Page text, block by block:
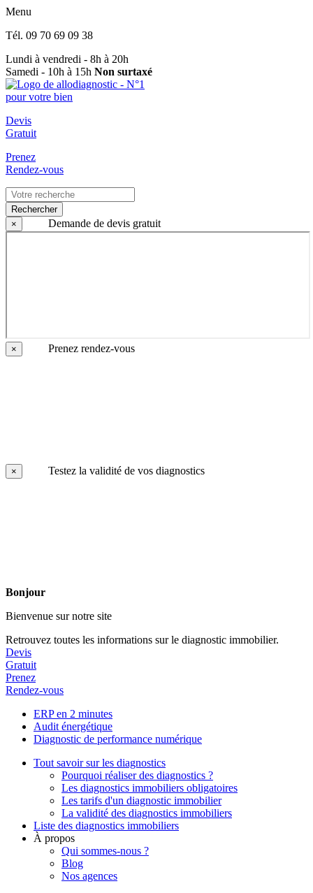
Menu
Tél. 09 70 69 09 38
Lundi à vendredi - 8h à 20h
Samedi - 10h à 15h Non surtaxé
Devis
Gratuit
Prenez
Rendez-vous
Rechercher
×
Demande de devis gratuit
× Prenez rendez-vous
× Testez la validité de vos diagnostics
Bonjour
Bienvenue sur notre site
Retrouvez toutes les informations sur le diagnostic immobilier.
Devis
Gratuit
Prenez
Rendez-vous
ERP en 2 minutes
Audit énergétique
Diagnostic de performance numérique
Tout savoir sur les diagnostics
Pourquoi réaliser des diagnostics ?
Les diagnostics immobiliers obligatoires
Les tarifs d'un diagnostic immobilier
La validité des diagnostics immobiliers
Liste des diagnostics immobiliers
À propos
Qui sommes-nous ?
Blog
Nos agences